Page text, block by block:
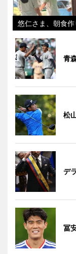
悠仁さま、朝食
青
松
デ
冨